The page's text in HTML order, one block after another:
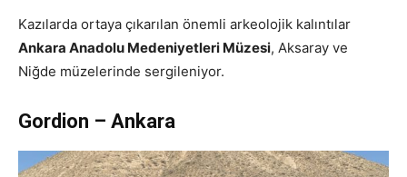
Kazılarda ortaya çıkarılan önemli arkeolojik kalıntılar
Ankara Anadolu Medeniyetleri Müzesi, Aksaray ve
Niğde müzelerinde sergileniyor.
Gordion – Ankara